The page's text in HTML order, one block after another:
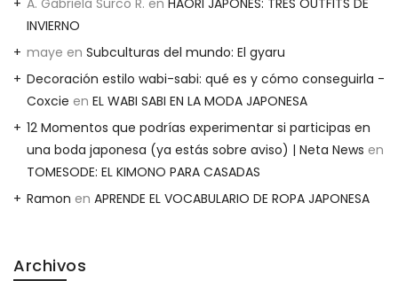
INVIERNO
maye en Subculturas del mundo: El gyaru
Decoración estilo wabi-sabi: qué es y cómo conseguirla -
Coxcie en EL WABI SABI EN LA MODA JAPONESA
12 Momentos que podrías experimentar si participas en
una boda japonesa (ya estás sobre aviso) | Neta News en
TOMESODE: EL KIMONO PARA CASADAS
Ramon en APRENDE EL VOCABULARIO DE ROPA JAPONESA
Archivos